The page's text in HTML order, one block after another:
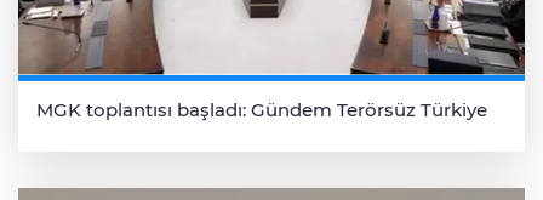
MGK toplantısı başladı: Gündem Terörsüz Türkiye